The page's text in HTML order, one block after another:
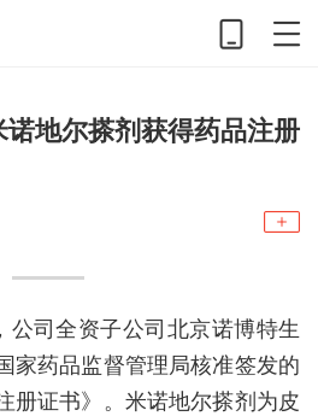
地尔搽剂获得药品注册
公司全资子公司北京诺博特生
家药品监督管理局核准签发的
册证书》。米诺地尔搽剂为皮